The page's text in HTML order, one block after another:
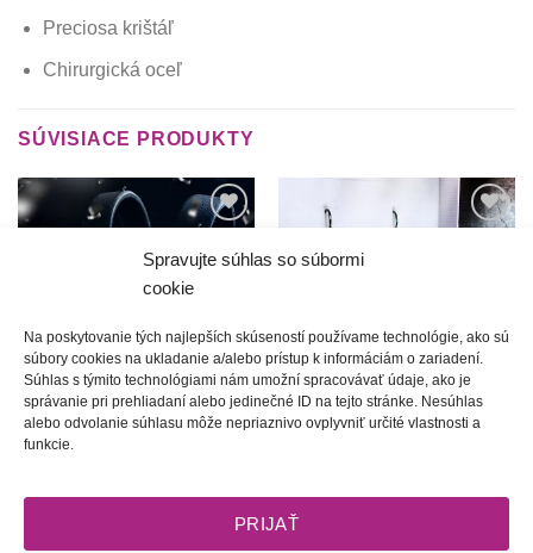
Spravujte súhlas so súbormi
cookie
Na poskytovanie tých najlepších skúseností používame technológie, ako sú
súbory cookies na ukladanie a/alebo prístup k informáciám o zariadení.
Súhlas s týmito technológiami nám umožní spracovávať údaje, ako je
správanie pri prehliadaní alebo jedinečné ID na tejto stránke. Nesúhlas
alebo odvolanie súhlasu môže nepriaznivo ovplyvniť určité vlastnosti a
funkcie.
PRIJAŤ
Preciosa krištáľ
Chirurgická oceľ
SÚVISIACE PRODUKTY
krasotinku
si prosím
Ľadové kráľovstvo | Krištáľové